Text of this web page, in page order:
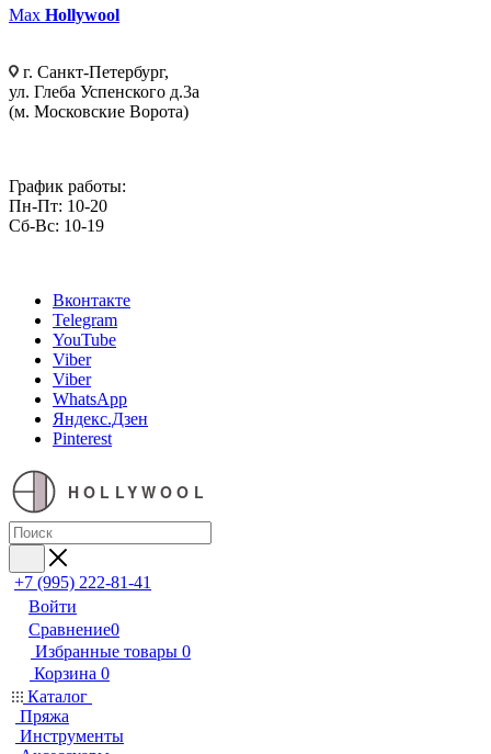
Max Hollywool
г. Санкт-Петербург,
ул. Глеба Успенского д.3а
(м. Московские Ворота)
График работы:
Пн-Пт: 10-20
Сб-Вс: 10-19
Вконтакте
Telegram
YouTube
Viber
Viber
WhatsApp
Яндекс.Дзен
Pinterest
HOLLYWOOL
+7 (995) 222-81-41
Войти
Сравнение0
Избранные товары 0
Корзина 0
Каталог
Пряжа
Инструменты